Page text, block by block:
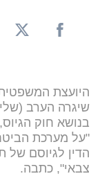
היועצת
שיגרה הערב
בנושא חוק
"על מערכת
הדין לגיוסם של
צבאי", כתבה.